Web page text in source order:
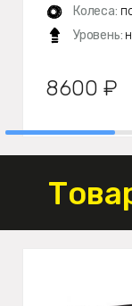
Колеса:
Уровень:
8600 ₽